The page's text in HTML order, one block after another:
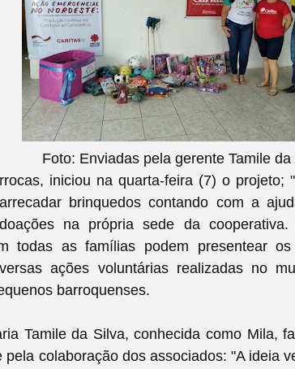
Foto: Enviadas pela gerente Tamile da
iniciou na quarta-feira (7) o projeto;
brinquedos contando com a
na própria sede da
todas as famílias podem presentear
ações voluntárias realizadas no
barroquenses.
Tamile da Silva, conhecida como Mila,
pela colaboração dos associados: "A ideia